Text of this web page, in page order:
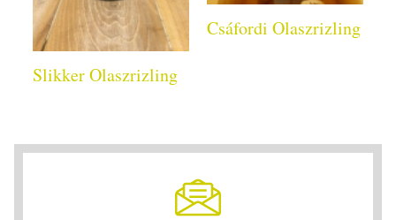
Slikker Olaszrizling
Csáfordi Olaszrizling